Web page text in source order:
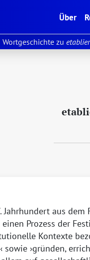
Über
Wortgeschichte zu
Jahrhundert aus dem
Prozess der
Kontexte
sowie gründen,